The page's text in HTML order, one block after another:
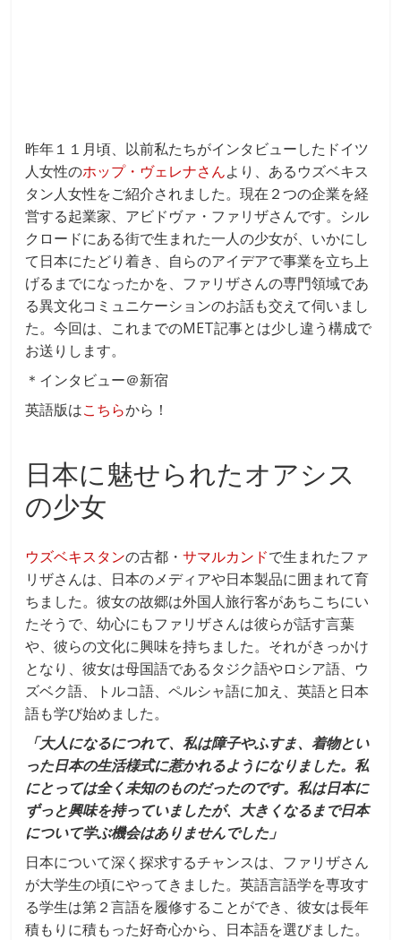
昨年１１月頃、以前私たちがインタビューしたドイツ
人女性のホップ・ヴェレナさんより、あるウズベキス
タン人女性をご紹介されました。現在２つの企業を経
営する起業家、アビドヴァ・ファリザさんです。シル
クロードにある街で生まれた一人の少女が、いかにし
て日本にたどり着き、自らのアイデアで事業を立ち上
げるまでになったかを、ファリザさんの専門領域であ
る異文化コミュニケーションのお話も交えて伺いまし
た。今回は、これまでのMET記事とは少し違う構成で
お送りします。
＊インタビュー＠新宿
英語版はこちらから！
日本に魅せられたオアシス
の少女
ウズベキスタンの古都・サマルカンドで生まれたファ
リザさんは、日本のメディアや日本製品に囲まれて育
ちました。彼女の故郷は外国人旅行客があちこちにい
たそうで、幼心にもファリザさんは彼らが話す言葉
や、彼らの文化に興味を持ちました。それがきっかけ
となり、彼女は母国語であるタジク語やロシア語、ウ
ズベク語、トルコ語、ペルシャ語に加え、英語と日本
語も学び始めました。
「大人になるにつれて、私は障子やふすま、着物とい
った日本の生活様式に惹かれるようになりました。私
にとっては全く未知のものだったのです。私は日本に
ずっと興味を持っていましたが、大きくなるまで日本
について学ぶ機会はありませんでした」
日本について深く探求するチャンスは、ファリザさん
が大学生の頃にやってきました。英語言語学を専攻す
る学生は第２言語を履修することができ、彼女は長年
積もりに積もった好奇心から、日本語を選びました。